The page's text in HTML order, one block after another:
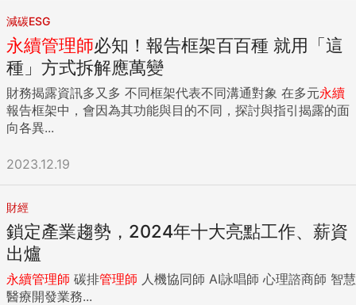
減碳ESG
永續管理師必知！報告框架百百種 就用「這
種」方式拆解應萬變
財務揭露資訊多又多 不同框架代表不同溝通對象 在多元永續
報告框架中，會因為其功能與目的不同，探討與指引揭露的面
向各異...
2023.12.19
財經
鎖定產業趨勢，2024年十大亮點工作、薪資
出爐
永續管理師 碳排管理師
醫療開發業務...